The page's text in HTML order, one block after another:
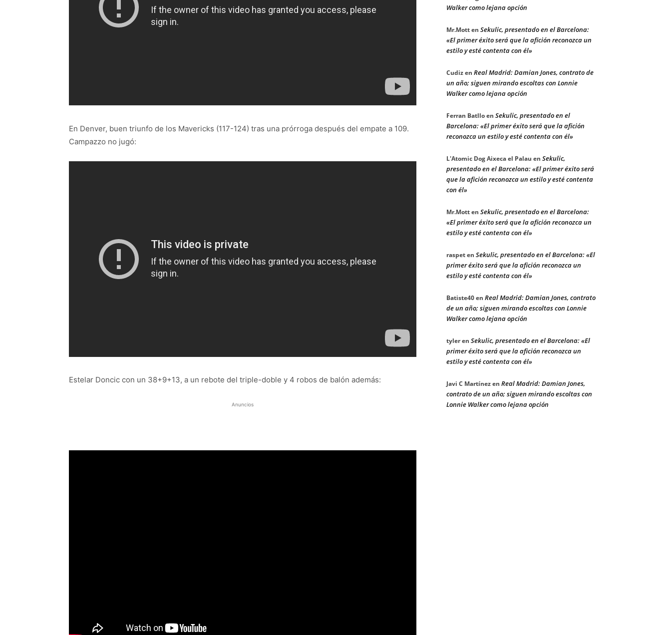
En Denver, buen triunfo de los Mavericks (117-124) tras una prórroga después del empate a 109.
Campazzo no jugó:
Estelar Doncic con un 38+9+13, a un rebote del triple-doble y 4 robos de balón además:
Anuncios
Walker como lejana opción
Mr.Motten Sekulic, presentado en el Barcelona:
«El primer éxito será que la afición reconozca un
estilo y esté contenta con él»
Cudizen Real Madrid: Damian Jones, contrato de
un año; siguen mirando escoltas con Lonnie
Walker como lejana opción
Ferran Batlloen Sekulic, presentado en el
Barcelona: «El primer éxito será que la afición
reconozca un estilo y esté contenta con él»
L'Atomic Dog Aixeca el Palau en Sekulic,
presentado en el Barcelona: «El primer éxito será
que la afición reconozca un estilo y esté contenta
con él»
Mr.Motten Sekulic, presentado en el Barcelona:
«El primer éxito será que la afición reconozca un
estilo y esté contenta con él»
raspeten Sekulic, presentado en el Barcelona: «El
primer éxito será que la afición reconozca un
estilo y esté contenta con él»
Batiste40en Real Madrid: Damian Jones, contrato
de un año; siguen mirando escoltas con Lonnie
Walker como lejana opción
tyleren Sekulic, presentado en el Barcelona: «El
primer éxito será que la afición reconozca un
estilo y esté contenta con él»
Javi C Martínezen Real Madrid: Damian Jones,
contrato de un año; siguen mirando escoltas con
Lonnie Walker como lejana opción